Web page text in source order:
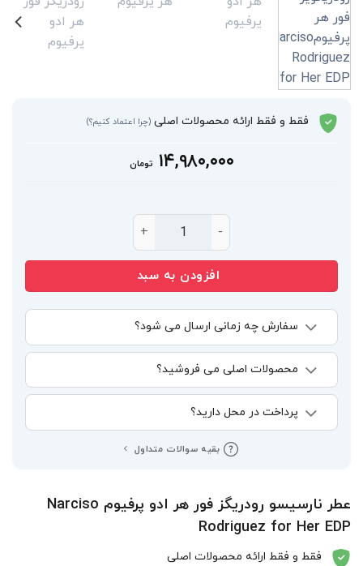
عطر نارسیسو رودریگز فور هر ادو پرفیوم Narciso
Rodriguez for Her EDP
فقط و فقط ارائه محصولات اصلی
فقط و فقط ارائه محصولات اصلی (چرا اعتماد کنیم؟)
۱۴,۹۸۰,۰۰۰ تومان
عطر نارسیسو رودریگز فور هر ادو پرفیوم Narciso Rodriguez for Her EDP عدد
افزودن به سبد
سفارش چه زمانی ارسال می شود؟
محصولات اصلی می فروشید؟
پرداخت در محل دارید؟
بقیه سوالات متداول